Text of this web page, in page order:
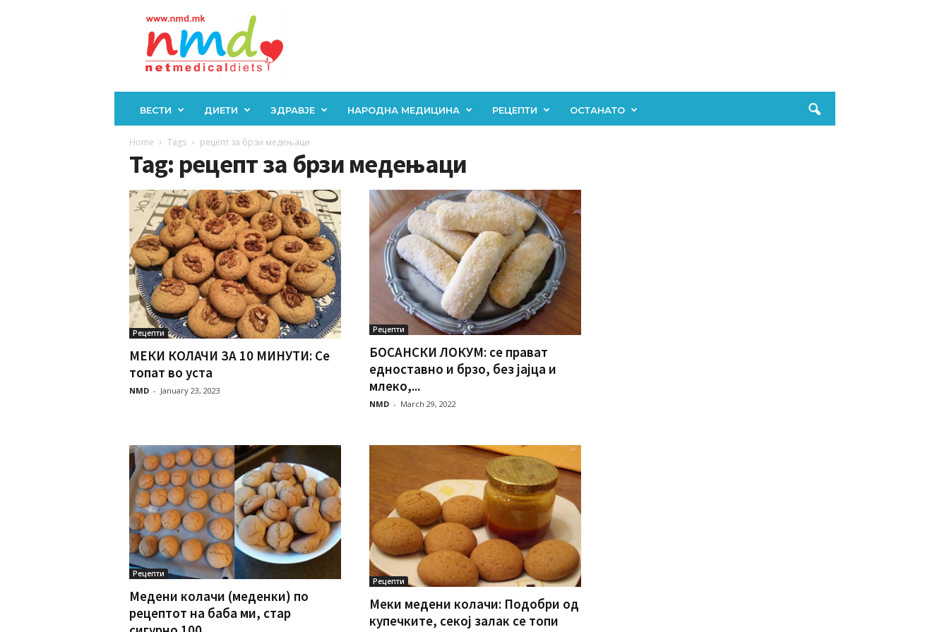
ВЕСТИ ДИЕТИ ЗДРАВЈЕ НАРОДНА МЕДИЦИНА РЕЦЕПТИ ОСТАНАТО
Home Tags рецепт за брзи медењаци
Tag: рецепт за брзи медењаци
Рецепти
МЕКИ КОЛАЧИ ЗА 10 МИНУТИ: Се
топат во уста
NMD - January 23, 2023
Рецепти
БОСАНСКИ ЛОКУМ: се прават
едноставно и брзо, без јајца и
млеко,...
NMD - March 29, 2022
Рецепти
Медени колачи (меденки) по
рецептот на баба ми, стар
Рецепти
Меки медени колачи: Подобри од
купечките, секој залак се топи